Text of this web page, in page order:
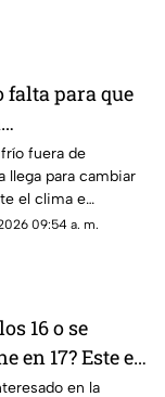
falta para que
Frente
de temporada
agosto 2026
fuera de
llega para cambiar
el clima e
las lluvias en
09:54 a. m.
16 o se
en 17? Este es
del dólar en
en la